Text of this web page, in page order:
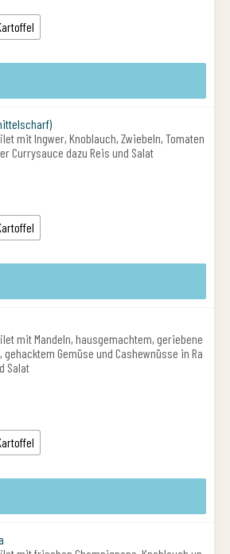
mit Ingwer, Knoblauch, Zwiebeln, Tomaten
Currysauce dazu Reis und Salat
mit Mandeln, hausgemachtem, geriebene
Gemüse und Cashewnüsse in Ra
Salat